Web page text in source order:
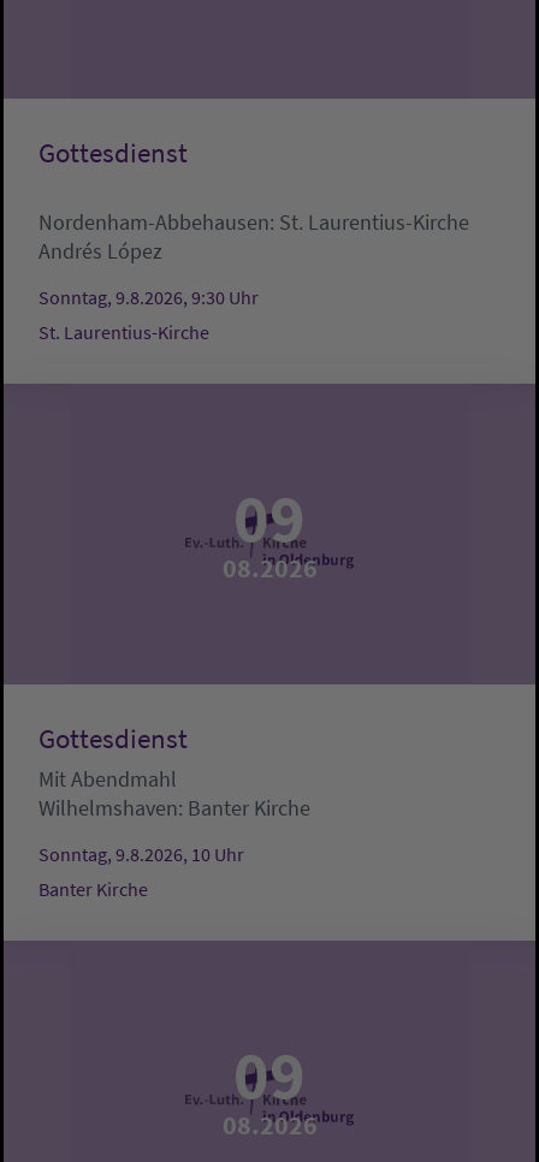
Gottesdienst
Nordenham-Abbehausen: St. Laurentius-Kirche
Andrés López
Sonntag, 9.8.2026, 9:30 Uhr
St. Laurentius-Kirche
09
08.2026
Gottesdienst
Mit Abendmahl
Wilhelmshaven: Banter Kirche
Sonntag, 9.8.2026, 10 Uhr
Banter Kirche
09
08.2026